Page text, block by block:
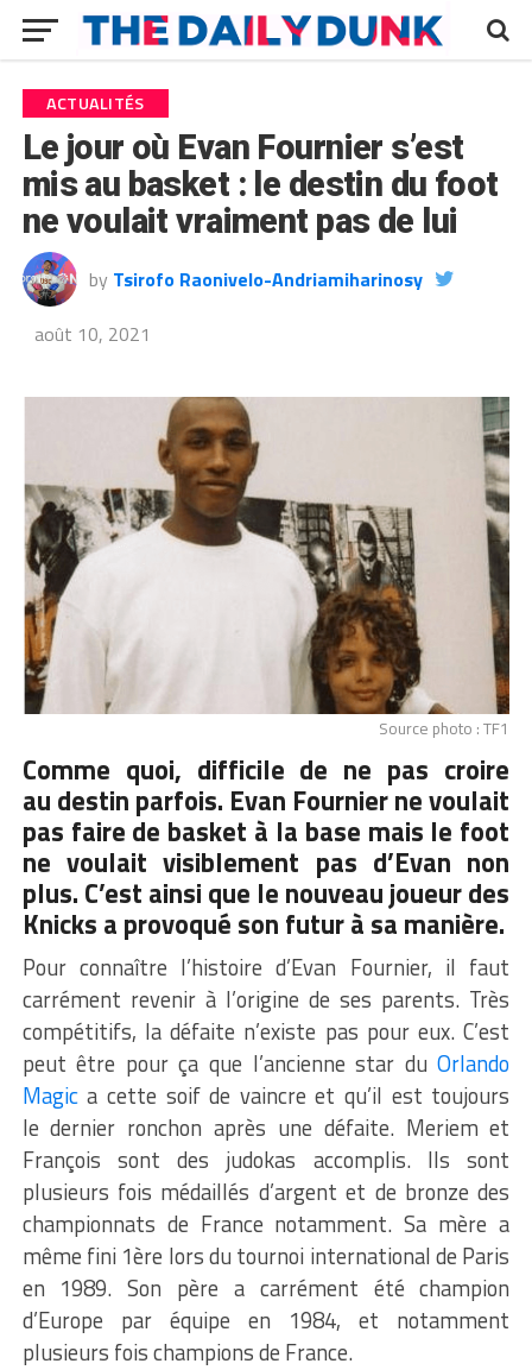
ACTUALITÉS
Le jour où Evan Fournier s’est
mis au basket : le destin du foot
ne voulait vraiment pas de lui
by Tsirofo Raonivelo-Andriamiharinosy
août 10, 2021
Source photo : TF1
Comme quoi, difficile de ne pas croire
au destin parfois. Evan Fournierne voulait
pas faire de basket à la base mais le foot
ne voulait visiblement pas d’Evan non
plus. C’est ainsi que le nouveau joueur des
Knicks a provoqué son futur à sa manière.
Pour connaître l’histoire d’Evan Fournier, il faut
carrément revenir à l’origine de ses parents. Très
compétitifs, la défaite n’existe pas pour eux. C’est
peut être pour ça que l’ancienne star duOrlando
Magica cette soif de vaincre et qu’il est toujours
le dernier ronchon après une défaite. Meriem et
François sont des judokas accomplis. Ils sont
plusieurs fois médaillés d’argent et de bronze des
championnats de France notamment. Sa mère a
même fini 1ère lors du tournoi international de Paris
en 1989. Son père a carrément été champion
d’Europe par équipe en 1984, et notamment
plusieurs fois champions de France.